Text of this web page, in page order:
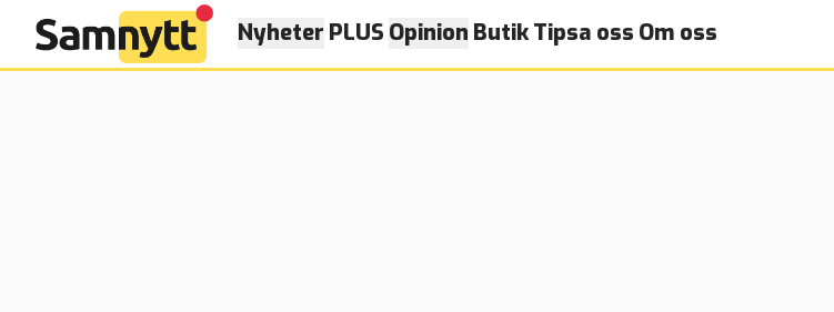
Nyheter PLUS Opinion ButikTipsa oss Om oss